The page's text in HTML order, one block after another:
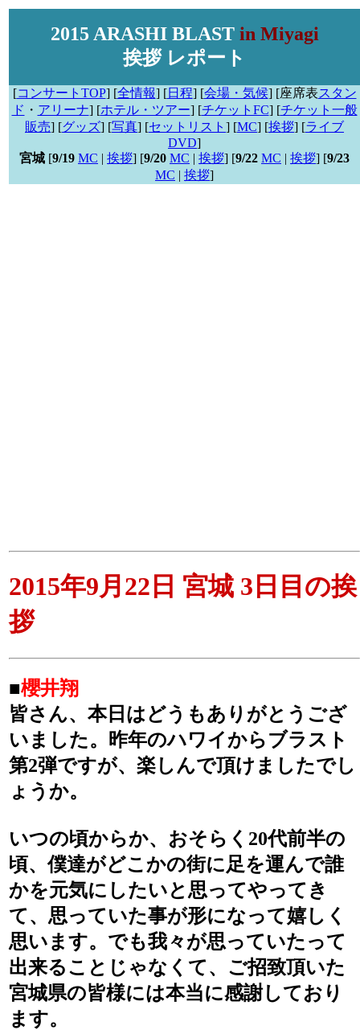
2015 ARASHI BLAST in Miyagi
挨拶 レポート
[コンサートTOP] [全情報] [日程] [会場・気候] [座席表スタン
ド ・ アリーナ] [ホテル・ツアー] [チケットFC] [チケット一般
販売] [グッズ] [写真] [セットリスト ] [MC] [挨拶] [ライブ
DVD]
宮城 [9/19 MC | 挨拶] [9/20 MC | 挨拶] [9/22 MC | 挨拶] [9/23
MC | 挨拶]
2015年9月22日 宮城 3日目の挨
拶
■櫻井翔
皆さん、本日はどうもありがとうござ
いました。昨年のハワイからブラスト
第2弾ですが、楽しんで頂けましたでし
ょうか。
いつの頃からか、おそらく20代前半の
頃、僕達がどこかの街に足を運んで誰
かを元気にしたいと思ってやってき
て、思っていた事が形になって嬉しく
思います。でも我々が思っていたって
出来ることじゃなくて、ご招致頂いた
宮城県の皆様には本当に感謝しており
ます。